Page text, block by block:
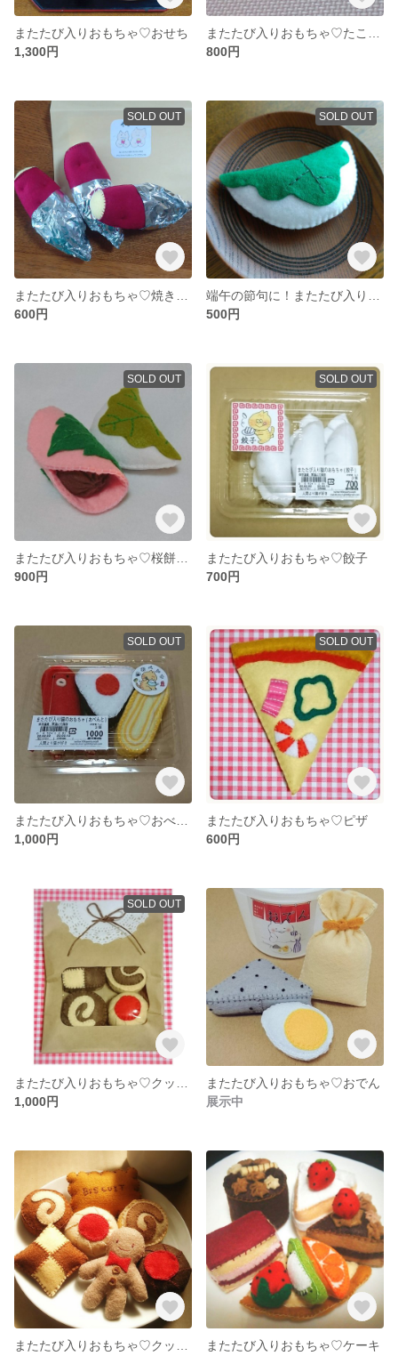
またたび入りおもちゃ♡おせち
1,300円
800円
SOLD OUT
600円
SOLD OUT
500円
SOLD OUT
900円
SOLD OUT
またたび入りおもちゃ♡餃子
700円
SOLD OUT
1,000円
SOLD OUT
またたび入りおもちゃ♡ピザ
600円
SOLD OUT
1,000円
またたび入りおもちゃ♡おでん
展示中
またたび入りおもちゃ♡ケーキ